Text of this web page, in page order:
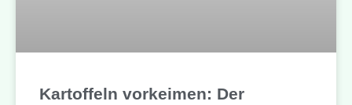
Kartoffeln vorkeimen: Der